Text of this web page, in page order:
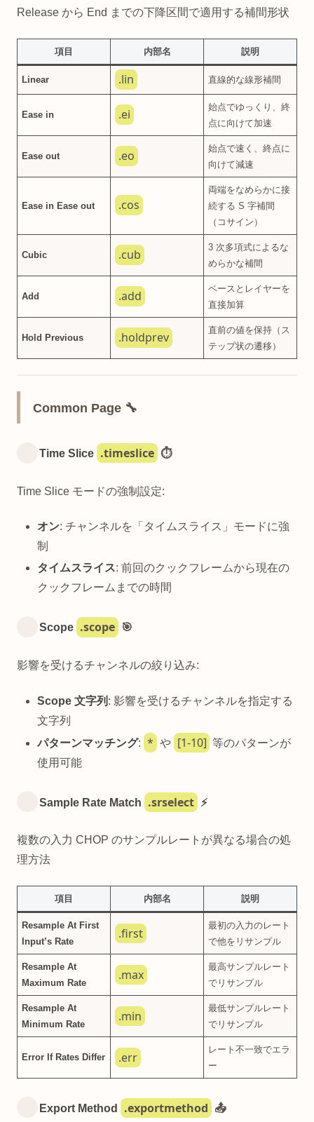
Release から End までの下降区間で適用する補間形状
項目 内部名 説明
Linear .lin 直線的な線形補間
Ease in .ei
始点でゆっくり、終
点に向けて加速
Ease out .eo
始点で速く、終点に
向けて減速
Ease in Ease out .cos
両端をなめらかに接
続する S 字補間
（コサイン）
Cubic .cub
3 次多項式によるな
めらかな補間
Add .add
ベースとレイヤーを
直接加算
Hold Previous .holdprev
直前の値を保持（ス
テップ状の遷移）
Common Page 🔧
Time Slice .timeslice ⏱️
Time Slice モードの強制設定:
オン: チャンネルを「タイムスライス」モードに強
制
タイムスライス: 前回のクックフレームから現在の
クックフレームまでの時間
Scope .scope 🎯
影響を受けるチャンネルの絞り込み:
Scope 文字列 : 影響を受けるチャンネルを指定する
文字列
パターンマッチング: * や [1-10] 等のパターンが
使用可能
Sample Rate Match .srselect ⚡
複数の入力 CHOP のサンプルレートが異なる場合の処
理方法
項目 内部名 説明
Resample At First
Input’s Rate
.first
最初の入力のレート
で他をリサンプル
Resample At
Maximum Rate
.max
最高サンプルレート
でリサンプル
Resample At
Minimum Rate
.min
最低サンプルレート
でリサンプル
Error If Rates Differ .err
レート不一致でエラ
ー
Export Method .exportmethod 📤